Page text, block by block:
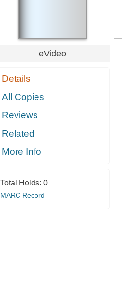
eVideo
Details
All Copies
Reviews
Related
More Info
Total Holds: 0
MARC Record